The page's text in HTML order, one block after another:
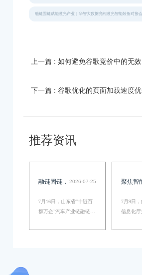
融链固链赋能激光产业｜华智大数据亮相激光智能装备对接
上一篇 : 如何避免谷歌竞价中的无
推荐资讯
2026-07-25
融链固链，
展—山东省
7月16日，山东省“十链百
群万企”汽车产业链融链固
130余家相关企业、及科研
聚焦智
接，华
7月9日
信息化
制造产